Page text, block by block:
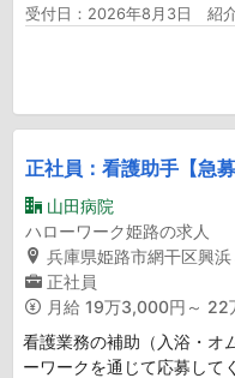
受付日：2026年8月3日 紹
正社員：看護助手【急募
山田病院
ハローワーク姫路の求人
兵庫県姫路市網干区興浜
正社員
月給 19万3,000円～ 22
看護業務の補助（入浴・オ
ーワークを通じて応募して